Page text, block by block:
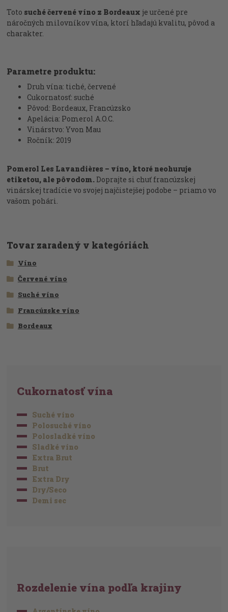
Toto suché červené víno z Bordeaux je určené pre
náročných milovníkov vína, ktorí hľadajú kvalitu, pôvod a
charakter.
Parametre produktu:
Druh vína: tiché, červené
Cukornatosť: suché
Pôvod: Bordeaux, Francúzsko
Apelácia: Pomerol A.O.C.
Vinárstvo: Yvon Mau
Ročník: 2019
Pomerol Les Lavandières – víno, ktoré neohuruje
etiketou, ale pôvodom. Doprajte si chuť francúzskej
vinárskej tradície vo svojej najčistejšej podobe – priamo vo
vašom pohári.
Tovar zaradený v kategóriách
Víno
Červené víno
Suché víno
Francúzske víno
Bordeaux
Cukornatosť vína
Suché víno
Polosuché víno
Polosladké víno
Sladké víno
Extra Brut
Brut
Extra Dry
Dry/Seco
Demi sec
Rozdelenie vína podľa krajiny